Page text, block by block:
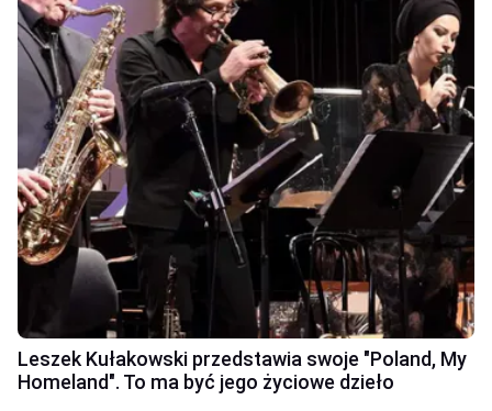
Leszek Kułakowski przedstawia swoje "Poland, My
Homeland". To ma być jego życiowe dzieło